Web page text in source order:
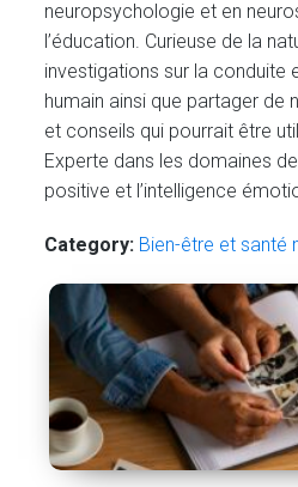
neuropsychologie et en
l’éducation. Curieuse de la
investigations sur la
humain ainsi que partager de
et conseils qui pourrait être
Experte dans les domaines
positive et l’intelligence
Category: Bien-être et santé